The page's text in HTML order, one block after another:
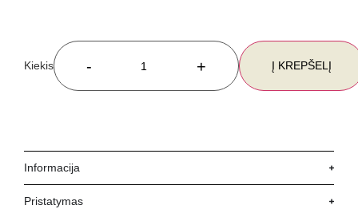
- + Į KREPŠELĮ
Informacija
Pristatymas